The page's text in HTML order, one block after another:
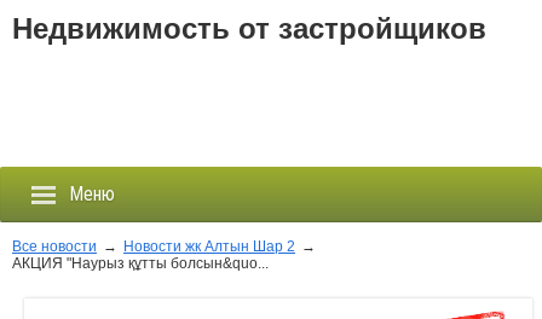
Недвижимость от застройщиков
Меню
Все новости → Новости жк Алтын Шар 2 →
АКЦИЯ "Наурыз құтты болсын&quo...